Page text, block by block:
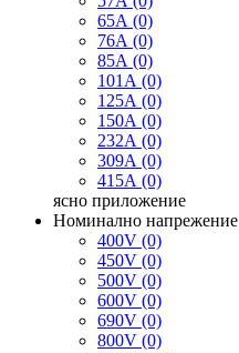
65А (0)
76А (0)
85А (0)
101А (0)
125А (0)
150А (0)
232А (0)
309А (0)
415А (0)
ясно приложение
Номинално напрежение
400V (0)
450V (0)
500V (0)
600V (0)
690V (0)
800V (0)